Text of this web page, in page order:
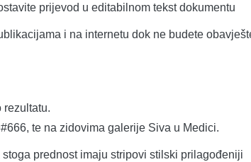
prijevod u editabilnom tekst dokumentu
i na internetu dok ne budete
rezultatu.
te na zidovima galerije Siva u Medici.
prednost imaju stripovi stilski prilagođeniji